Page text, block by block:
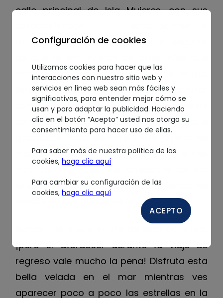
calle principal de Isla Mujeres, con sus
multicolores, además, estamos seguros
hacen y venden los habitantes de la isla.
Este es el lugar perfecto para encontrar
auténticas obras de arte y souvenirs
como un recuerdo de tus vacaciones que
guardarás para siempre. Entre joyería de
plata, esculturas en madera, increíbles
pinturas originales, los artesanos de Isla
Mujeres realmente capturan la esencia de
México en sus piezas de arte.
¡pero el atardecer durante tu viaje de
regreso vale mucho la pena! Disfruta esta
bella velada en el mar mientras ves
aparecer poco a poco las estrellas en la
Configuración de cookies
Utilizamos cookies para hacer que las
interacciones con nuestro sitio web y
servicios en línea web sean más fáciles y
significativas, para entender mejor cómo se
usan y para adaptar la publicidad. Haciendo
clic en el botón “Acepto” usted nos otorga su
consentimiento para hacer uso de ellas.
Para saber más de nuestra política de las
cookies, haga clic aquí
Para cambiar su configuración de las
cookies, haga clic aquí
ACEPTO